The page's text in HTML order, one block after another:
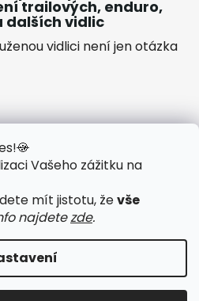
🍪
Vašeho zážitku na
mít jistotu, ževše
najdetezde.
trailových, enduro,
dalších vidlic
vidlici není jen otázka
🟢 O ELEKTROKOLECH
KE STAŽENÍ
&PekneWeby